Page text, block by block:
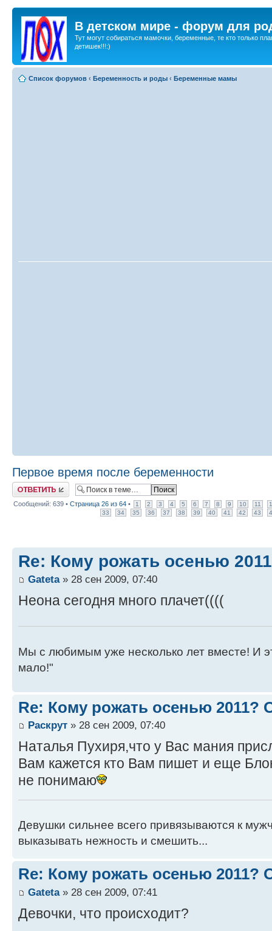
В детском мире - форум для
Тут могут собираться мамочки, беременные, те кто только
детишек!!!:)
Список форумов ‹ Беременность и роды ‹ Беременные мамы
Первое время после беременности
Ответить
Сообщений: 639 • Страница 26 из 64 • 1 2 3 4 5 6 7 8 9 10 11
33
34 35 36 37 38 39 40 41 42 43
Re: Кому рожать осенью
Gateta» 28 сен 2009, 07:40
Неона сегодня много плачет((((
Мы с любимым уже несколько лет вместе! И
мало!"
Re: Кому рожать осенью 2011?
Раскрут » 28 сен 2009, 07:40
Наталья Пухиря,что у Вас мания
Вам кажется кто Вам пишет и еще
не понимаю
Девушки сильнее всего привязываются к
выказывать нежность и смешить...
Re: Кому рожать осенью 2011?
Gateta» 28 сен 2009, 07:41
Девочки, что происходит?